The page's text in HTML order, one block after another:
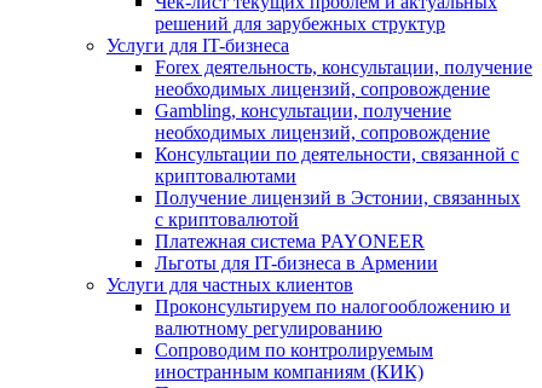
решений для зарубежных структур
Услуги для IT-бизнеса
Forex деятельность, консультации, получение
необходимых лицензий, сопровождение
Gambling, консультации, получение
необходимых лицензий, сопровождение
Консультации по деятельности, связанной с
криптовалютами
Получение лицензий в Эстонии, связанных
с криптовалютой
Платежная система PAYONEER
Льготы для IT-бизнеса в Армении
Услуги для частных клиентов
Проконсультируем по налогообложению и
валютному регулированию
Сопроводим по контролируемым
иностранным компаниям (КИК)